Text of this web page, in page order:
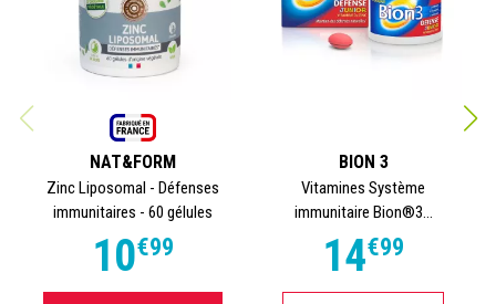
NAT&FORM
Zinc Liposomal - Défenses
immunitaires - 60 gélules
10€99
BION 3
Vitamines Système
immunitaire Bion®3...
14€99